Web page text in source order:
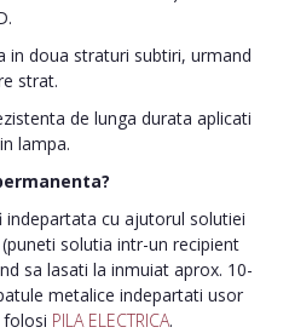
in doua straturi subtiri, urmand
strat.
de lunga durata aplicati
lampa.
cu ajutorul solutiei
(puneti solutia intr-un recipient
sa lasati la inmuiat aprox. 10-
metalice indepartati usor
folosi PILA ELECTRICA.